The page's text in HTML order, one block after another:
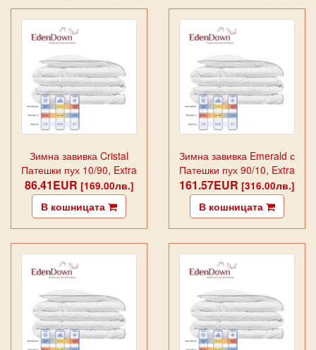
Зимна завивка Cristal
Патешки пух 10/90, Extra
Warm 400гр/м2
86.41EUR [169.00лв.]
В кошницата
Зимна завивка Emerald с
Патешки пух 90/10, Extra
Warm 220гр/м2
161.57EUR [316.00лв.]
В кошницата